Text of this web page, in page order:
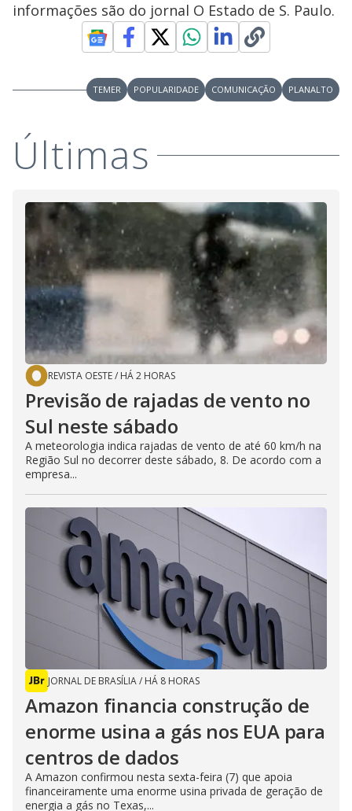
informações são do jornal O Estado de S. Paulo.
TEMER POPULARIDADE COMUNICAÇÃO PLANALTO
Últimas
REVISTA OESTE/ HÁ 2 HORAS
Previsão de rajadas de vento no
Sul neste sábado
A meteorologia indica rajadas de vento de até 60 km/h na
Região Sul no decorrer deste sábado, 8. De acordo com a
empresa...
JORNAL DE BRASÍLIA/ HÁ 8 HORAS
Amazon financia construção de
enorme usina a gás nos EUA para
centros de dados
A Amazon confirmou nesta sexta-feira (7) que apoia
financeiramente uma enorme usina privada de geração de
energia a gás no Texas,...